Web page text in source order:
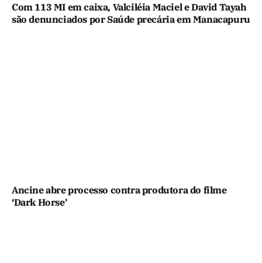
Com 113 MI em caixa, Valciléia Maciel e David Tayah
são denunciados por Saúde precária em Manacapuru
Ancine abre processo contra produtora do filme
‘Dark Horse’